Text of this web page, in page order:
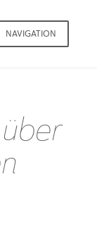
NAVIGATION